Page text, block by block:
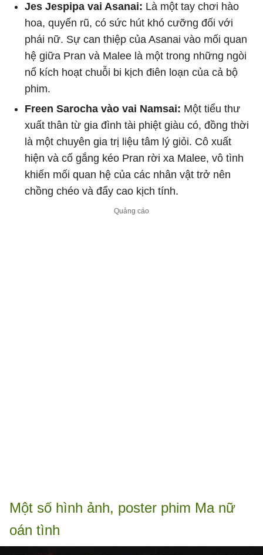
Jes Jespipa vai Asanai: Là một tay chơi hào
hoa, quyến rũ, có sức hút khó cưỡng đối với
phái nữ. Sự can thiệp của Asanai vào mối quan
hệ giữa Pran và Malee là một trong những ngòi
nổ kích hoạt chuỗi bi kịch điên loạn của cả bộ
phim.
Freen Sarocha vào vai Namsai: Một tiểu thư
xuất thân từ gia đình tài phiệt giàu có, đồng thời
là một chuyên gia trị liệu tâm lý giỏi. Cô xuất
hiện và cố gắng kéo Pran rời xa Malee, vô tình
khiến mối quan hệ của các nhân vật trở nên
chồng chéo và đẩy cao kịch tính.
Một số hình ảnh, poster phim Ma nữ
oán tình